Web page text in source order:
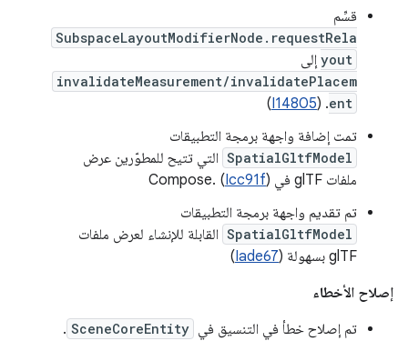
قسِّم
SubspaceLayoutModifierNode.requestRela
yout إلى
invalidateMeasurement/invalidatePlacem
ent
. (
I14805
)
تمت إضافة واجهة برمجة التطبيقات
SpatialGltfModel التي تتيح للمطوّرين عرض
ملفات glTF في Compose. (
Icc91f)
تم تقديم واجهة برمجة التطبيقات
SpatialGltfModel القابلة للإنشاء لعرض ملفات
glTF بسهولة (
Iade67
)
إصلاح الأخطاء
تم إصلاح خطأ في التنسيق في SceneCoreEntity
.